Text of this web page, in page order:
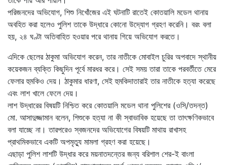
পরিজনদের অভিযোগ, শিশু নিখোঁজের এই ঘটনাটি রাতেই কোতয়ালি মডেল থানায়
অবহিত করা হলেও পুলিশ তাকে উদ্ধারে কোনো উদ্যোগ গ্রহণ করেনি। বরং বলা
হয়, ২৪ ঘণ্টা অতিবাহিত হওয়ার পরে থানায় গিয়ে অভিযোগ করতে।
এদিকে ছেলের ঠাকুমা অভিযোগ করেন, তার নাতীকে মোবাইল চুরির অপবাদে স্থানীয়
কয়েকজন ব্যক্তি কিছুদিন পূর্বে মারধর করে। সেই সময় তারা তাকে পরবর্তীতে মেরে
ফেলার হুমকিও দেয়। ঠাকুমার ধারণা, সেই হুমকিদাতারাই তার নাতীকে হত্যা করেছে
এবং লাশ খালে ফেলে দেয়।
লাশ উদ্ধারের বিষয়টি নিশ্চিত করে কোতয়ালি মডেল থানা পুলিশের (ওসি/তদন্ত)
মো. আসাদুজ্জামান বলেন, শিশুকে হত্যা না কী স্বাভাবিক হয়েছে তা তাৎক্ষণিকভাবে
বলা যাচ্ছে না। তারপরেও স্বজনদের অভিযোগের বিষয়টি মাথায় রাখাসহ
প্রাথমিকভাবে একটি অপমৃত্যু মামলা গ্রহণ করা হয়েছে।
এছাড়া পুলিশ লাশটি উদ্ধার করে ময়নাতদন্তের জন্য বরিশাল শের-ই বাংলা